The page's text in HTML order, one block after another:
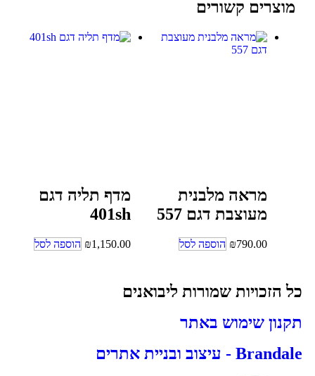
מוצרים קשורים
מראה מלבנית
מעוצבת דגם 557
₪790.00 הוספה לסל
מדף תליה דגם
401sh
₪ 1,150.00 הוספה לסל
כל הזכויות שמורות ליבואנים
תקנון שימוש באתר
Brandale - עיצוב ובניית אתרים